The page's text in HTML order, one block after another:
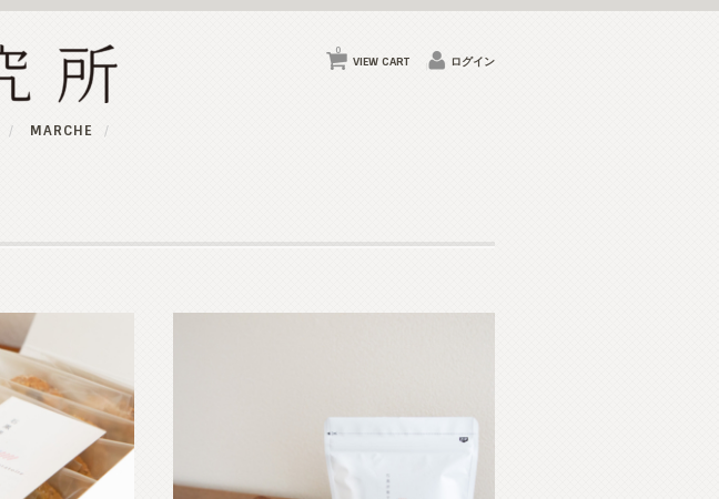
VIEW CART
0
ログイン
MARCHE